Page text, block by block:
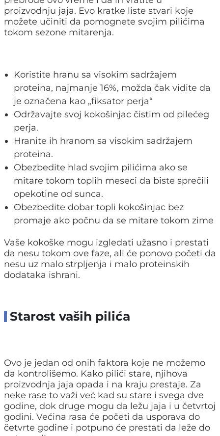
proizvodnju jaja. Evo kratke liste stvari koje
možete učiniti da pomognete svojim pilićima
tokom sezone mitarenja.
Koristite hranu sa visokim sadržajem
proteina, najmanje 16%, možda čak vidite da
je označena kao „fiksator perja“
Održavajte svoj kokošinjac čistim od pilećeg
perja.
Hranite ih hranom sa visokim sadržajem
proteina.
Obezbedite hlad svojim pilićima ako se
mitare tokom toplih meseci da biste sprečili
opekotine od sunca.
Obezbedite dobar topli kokošinjac bez
promaje ako počnu da se mitare tokom zime
Vaše kokoške mogu izgledati užasno i prestati
da nesu tokom ove faze, ali će ponovo početi da
nesu uz malo strpljenja i malo proteinskih
dodataka ishrani.
Starost vaših pilića
Ovo je jedan od onih faktora koje ne možemo
da kontrolišemo. Kako pilići stare, njihova
proizvodnja jaja opada i na kraju prestaje. Za
neke rase to važi već kad su stare i svega dve
godine, dok druge mogu da ležu jaja i u četvrtoj
godini. Većina rasa će početi da usporava do
četvrte godine i potpuno će prestati da leže do